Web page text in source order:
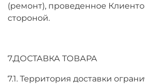
(ремонт), проведенное
стороной.
7.ДОСТАВКА ТОВАРА
7.1. Территория доставки